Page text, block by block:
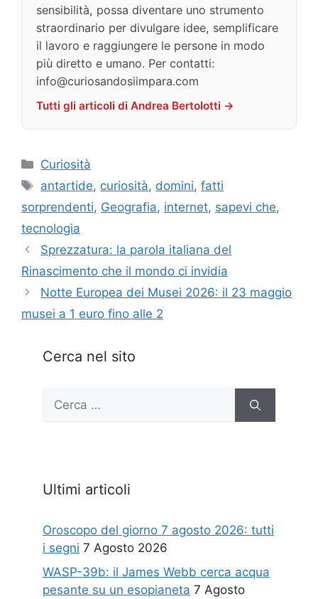
sensibilità, possa diventare uno strumento
straordinario per divulgare idee, semplificare
il lavoro e raggiungere le persone in modo
più diretto e umano. Per contatti:
info@curiosandosiimpara.com
Tutti gli articoli di Andrea Bertolotti →
Categorie
Curiosità
Tag
antartide, curiosità, domini,fatti
sorprendenti, Geografia, internet, sapevi che,
tecnologia
Sprezzatura: la parola italiana del
Rinascimento che il mondo ci invidia
Notte Europea dei Musei 2026: il 23 maggio
musei a 1 euro fino alle 2
Cerca nel sito
Ricerca
Ultimi articoli
Oroscopo del giorno 7 agosto 2026: tutti
i segni 7 Agosto 2026
WASP-39b: il James Webb cerca acqua
pesante su un esopianeta 7 Agosto